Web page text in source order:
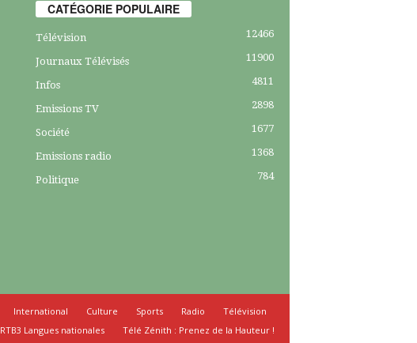
CATÉGORIE POPULAIRE
Télévision 12466
Journaux Télévisés 11900
Infos 4811
Emissions TV 2898
Société 1677
Emissions radio 1368
Politique 784
International Culture Sports Radio
Télévision
RTB3 Langues nationales Télé Zénith : Prenez de la Hauteur !